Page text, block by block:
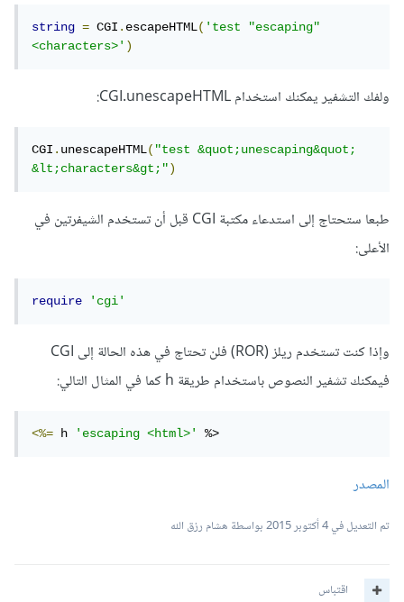
string = CGI.escapeHTML('test "escaping"
<characters>')
ولفك التشفير يمكنك استخدام CGI.unescapeHTML:
CGI.unescapeHTML("test &quot;unescaping&quot;
&lt;characters&gt;")
طبعا ستحتاج إلى استدعاء مكتبة CGI قبل أن تستخدم الشيفرتين في
الأعلى:
require 'cgi'
وإذا كنت تستخدم ريلز (ROR) فلن تحتاج في هذه الحالة إلى CGI
فيمكنك تشفير النصوص باستخدام طريقة h كما في المثال التالي:
<%= h 'escaping <html>' %>
المصدر
تم التعديل في4 أكتوبر 2015 بواسطة هشام رزق الله
اقتباس